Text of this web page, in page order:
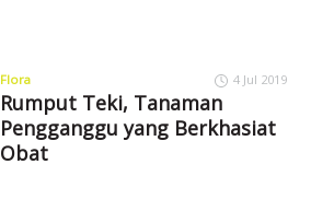
Flora 4 Jul 2019
Rumput Teki, Tanaman
Pengganggu yang Berkhasiat
Obat